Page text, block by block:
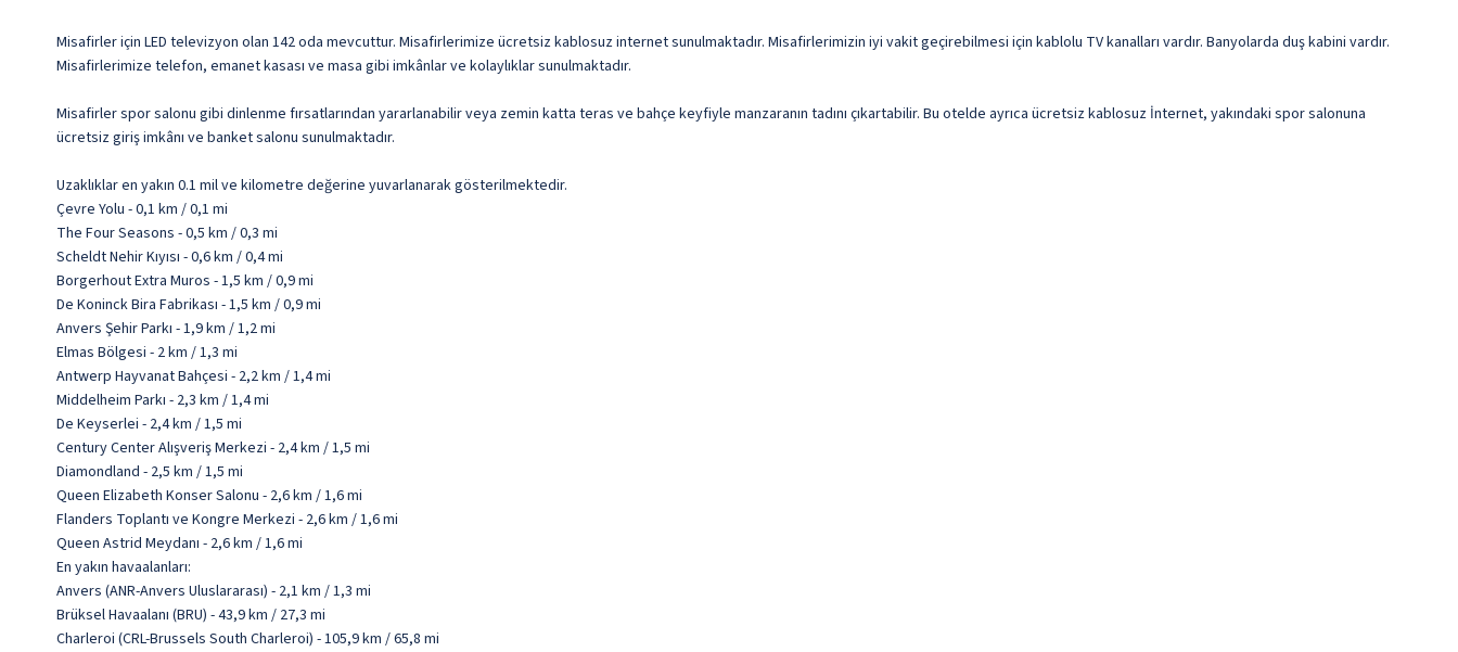
Misafirler için LED televizyon olan 142 oda mevcuttur. Misafirlerimize ücretsiz kablosuz internet sunulmaktadır. Misafirlerimizin iyi vakit geçirebilmesi için kablolu TV kanalları vardır. Banyolarda duş kabini vardır.
Misafirlerimize telefon, emanet kasası ve masa gibi imkânlar ve kolaylıklar sunulmaktadır.
Misafirler spor salonu gibi dinlenme fırsatlarından yararlanabilir veya zemin katta teras ve bahçe keyfiyle manzaranın tadını çıkartabilir. Bu otelde ayrıca ücretsiz kablosuz İnternet, yakındaki spor salonuna
ücretsiz giriş imkânı ve banket salonu sunulmaktadır.
Uzaklıklar en yakın 0.1 mil ve kilometre değerine yuvarlanarak gösterilmektedir.
Çevre Yolu - 0,1 km / 0,1 mi
The Four Seasons - 0,5 km / 0,3 mi
Scheldt Nehir Kıyısı - 0,6 km / 0,4 mi
Borgerhout Extra Muros - 1,5 km / 0,9 mi
De Koninck Bira Fabrikası - 1,5 km / 0,9 mi
Anvers Şehir Parkı - 1,9 km / 1,2 mi
Elmas Bölgesi - 2 km / 1,3 mi
Antwerp Hayvanat Bahçesi - 2,2 km / 1,4 mi
Middelheim Parkı - 2,3 km / 1,4 mi
De Keyserlei - 2,4 km / 1,5 mi
Century Center Alışveriş Merkezi - 2,4 km / 1,5 mi
Diamondland - 2,5 km / 1,5 mi
Queen Elizabeth Konser Salonu - 2,6 km / 1,6 mi
Flanders Toplantı ve Kongre Merkezi - 2,6 km / 1,6 mi
Queen Astrid Meydanı - 2,6 km / 1,6 mi
En yakın havaalanları:
Anvers (ANR-Anvers Uluslararası) - 2,1 km / 1,3 mi
Brüksel Havaalanı (BRU) - 43,9 km / 27,3 mi
Charleroi (CRL-Brussels South Charleroi) - 105,9 km / 65,8 mi